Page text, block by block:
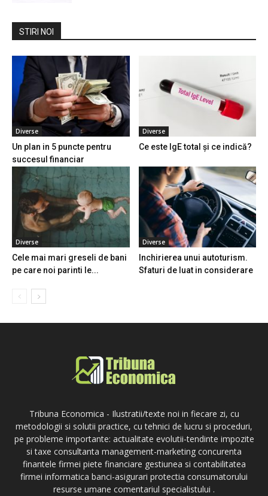
STIRI NOI
Diverse
Un plan in 5 puncte pentru
succesul financiar
Diverse
Ce este IgE total și ce indică?
Diverse
Cele mai mari greseli de bani
pe care noi parinti le...
Diverse
Inchirierea unui autoturism.
Sfaturi de luat in considerare
Tribuna Economica - Ilustratii/texte noi in fiecare zi, cu
metodologii si solutii practice, cu tehnici de lucru si proceduri,
pe probleme importante: actualitate evolutii-tendinte impozite
si taxe consultanta management-marketing concurenta
finantele firmei piete financiare gestiunea si contabilitatea
firmei informatica banci-asigurari protectia consumatorului
resurse umane comentariul specialistului .